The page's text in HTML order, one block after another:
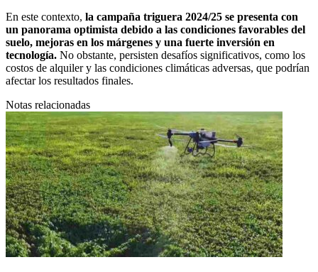
En este contexto, la campaña triguera 2024/25 se presenta con
un panorama optimista debido a las condiciones favorables del
suelo, mejoras en los márgenes y una fuerte inversión en
tecnología. No obstante, persisten desafíos significativos, como los
costos de alquiler y las condiciones climáticas adversas, que podrían
afectar los resultados finales.
Notas relacionadas